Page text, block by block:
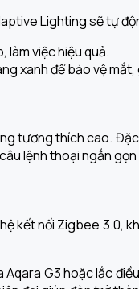
Lighting sẽ tự
việc hiệu quả.
xanh để bảo vệ
tương thích cao.
lệnh thoại ngắn gọn
kết nối Zigbee 3.0,
G3 hoặc lắc